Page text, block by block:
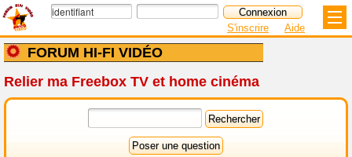
FORUM HI-FI VIDÉO
S'inscrire Aide
Relier ma Freebox TV et home cinéma